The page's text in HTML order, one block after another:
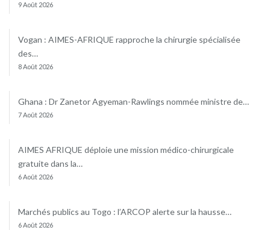
9 Août 2026
Vogan : AIMES-AFRIQUE rapproche la chirurgie spécialisée
des…
8 Août 2026
Ghana : Dr Zanetor Agyeman-Rawlings nommée ministre de…
7 Août 2026
AIMES AFRIQUE déploie une mission médico-chirurgicale
gratuite dans la…
6 Août 2026
Marchés publics au Togo : l’ARCOP alerte sur la hausse…
6 Août 2026